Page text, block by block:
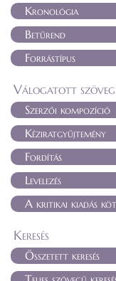
Kronológia
Betűrend
Forrástípus
Válogatott
Szerzői kompozíció
Kéziratgyűjtemény
Fordítás
Levelezés
A kritikai kiadás
Keresés
Összetett keresés